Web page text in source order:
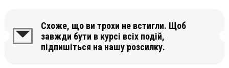
Схоже, що ви трохи не встигли. Щоб
завжди бути в курсі всіх подій,
підпишіться на нашу розсилку.